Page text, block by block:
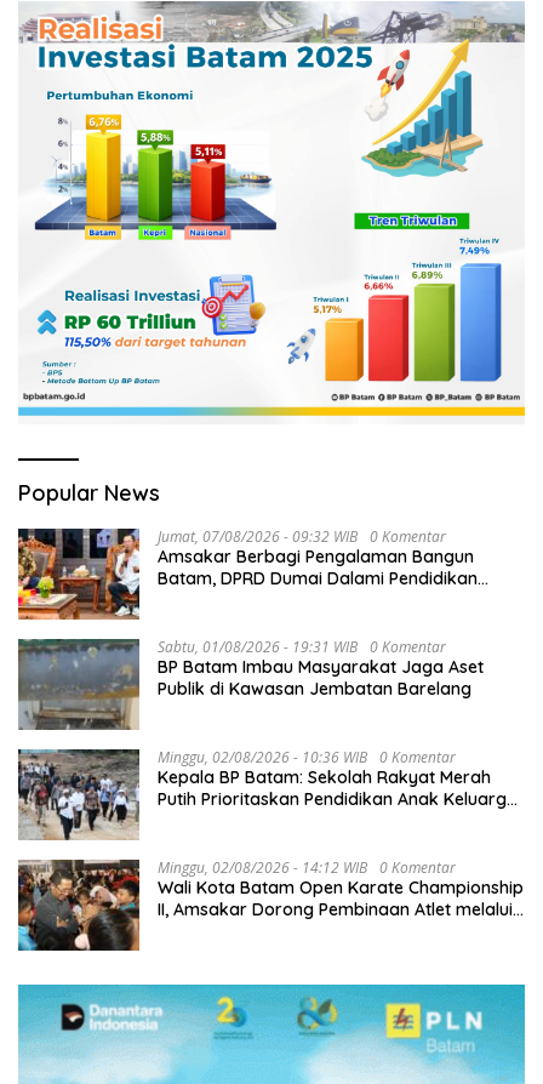
Popular News
Jumat, 07/08/2026 - 09:32 WIB 0 Komentar
Amsakar Berbagi Pengalaman Bangun
Batam, DPRD Dumai Dalami Pendidikan
Sabtu, 01/08/2026 - 19:31 WIB 0 Komentar
BP Batam Imbau Masyarakat Jaga Aset
Publik di Kawasan Jembatan Barelang
Minggu, 02/08/2026 - 10:36 WIB 0 Komentar
Kepala BP Batam: Sekolah Rakyat Merah
Putih Prioritaskan Pendidikan Anak Keluarga
Minggu, 02/08/2026 - 14:12 WIB 0 Komentar
Wali Kota Batam Open Karate Championship
II, Amsakar Dorong Pembinaan Atlet melalui